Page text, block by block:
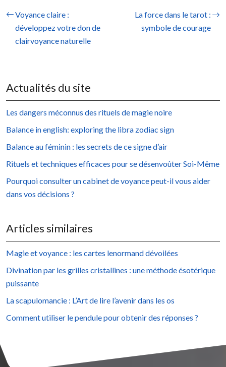
Voyance claire :
développez votre don de
clairvoyance naturelle
La force dans le tarot :
symbole de courage
Actualités du site
Les dangers méconnus des rituels de magie noire
Balance in english: exploring the libra zodiac sign
Balance au féminin : les secrets de ce signe d’air
Rituels et techniques efficaces pour se désenvoûter Soi-Même
Pourquoi consulter un cabinet de voyance peut-il vous aider
dans vos décisions ?
Articles similaires
Magie et voyance : les cartes lenormand dévoilées
Divination par les grilles cristallines : une méthode ésotérique
puissante
La scapulomancie : L’Art de lire l’avenir dans les os
Comment utiliser le pendule pour obtenir des réponses ?